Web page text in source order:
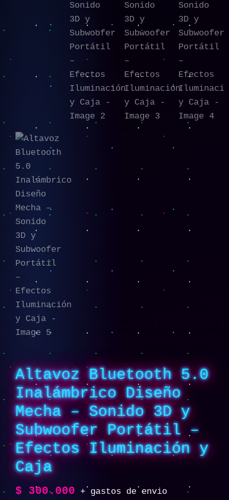
Altavoz Bluetooth 5.0
Inalámbrico Diseño
Mecha – Sonido 3D y
Subwoofer Portátil –
Efectos Iluminación y
Caja
$ 300.000
+ gastos de envio
Portátil